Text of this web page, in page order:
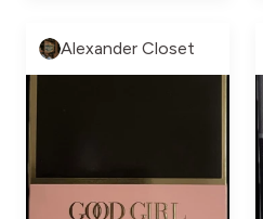
Alexander Closet